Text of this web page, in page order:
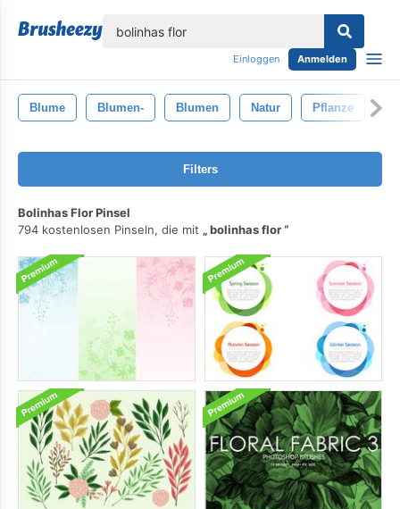
Einloggen Anmelden
Blume Blumen- Blumen Natur Pflanze
Filters
Bolinhas Flor Pinsel
794 kostenlosen Pinseln, die mit
bolinhas flor